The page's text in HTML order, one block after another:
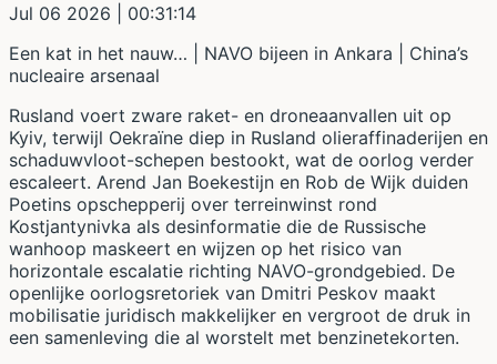
Jul 06 2026 | 00:31:14
Een kat in het nauw… | NAVO bijeen in Ankara | China’s
nucleaire arsenaal
Rusland voert zware raket- en droneaanvallen uit op
Kyiv, terwijl Oekraïne diep in Rusland olieraffinaderijen en
schaduwvloot-schepen bestookt, wat de oorlog verder
escaleert. Arend Jan Boekestijn en Rob de Wijk duiden
Poetins opschepperij over terreinwinst rond
Kostjantynivka als desinformatie die de Russische
wanhoop maskeert en wijzen op het risico van
horizontale escalatie richting NAVO-grondgebied. De
openlijke oorlogsretoriek van Dmitri Peskov maakt
mobilisatie juridisch makkelijker en vergroot de druk in
een samenleving die al worstelt met benzinetekorten.